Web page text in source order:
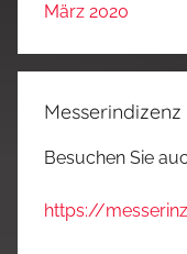
März 2020
Messerindizenz
Besuchen Sie
https://